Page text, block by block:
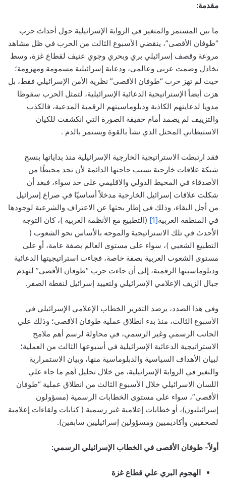
مقدمة:
ما بين المستمر والمتغير في الرواية الإسرائيلية حول أحداث حرب
“طوفان الأقصى”، ينقضي الأسبوع الثالث من الحرب في ظل مشاهد
مروعة وقصف إسرائيلي بري وبحري وجوي عنيف لقطاع غزة، وسط
تخاذل وصمت عربي وعالمي، ودعاية إسرائيلية مسمومة ومهزومة؛
حيث لم تهز حرب “طوفان الأقصى” نظرية الأمن الإسرائيلي فقط، بل
هزت أيضاً الإستراتيجية الدعائية الإسرائيلية، لتمثل الحرب سقوطا
مدويا لدعايتهم الكاذبة ودبلوماسيتهم الرقمية المدعية، فالكذب
والتزييف لم يصمد أمام حقيقة الصورة التي انكشفت للكيان
الاستيطاني المحتل الذي نشأ بالقوة ويستمر بالدم .
فقد ارتبطت الاستراتيجية الخارجية الإسرائيلية منذ بداياتها بنسج
شبكة علاقات خارجية بسبب حاجتها الدائمة لأن تجد محيطًا من
الأصدقاء في المحيط الدولي والاقليمي على حد سواء، فبعد أن
شكلت علاقات إسرائيل الخارجية مدخلاً أساسيًا في صراع إسرائيل
من أجل البقاء، وذلك في إطار بحثها عن الاعتراف والشرعية لوجودها
في المنطقة العربية[1]
(التطبيع مع الأنظمة العربية )، كان التوجه
الأحدث في تلك الاستراتيجية والموجه بالأساس نحو الشعوب (
التطبيع الشعبي )، سواء على مستوى العالم بصفة عامة، أو على
مستوى الشعوب العربية بصفة خاصة، فجاءت استراتيجيتها الدعائية
ودبلوماسيتها الرقمية، إلى أن جاءت حرب “طوفان الأقصى” لتهدم
جبال الزيف الإعلامي الإسرائيلي ولتعييد إسرائيل لنقطة الصفر.
وفي هذا الصدد، يرصد التقرير الخطاب الإعلامي الإسرائيلي في
الأسبوع الثالث، منذ بدء انطلاق عملية طوفان الأقصى؛ وذلك علي
الجانب الرسمي وغير الرسمي، في محاولة لرسم أهم ملامح
الاستراتيجية الدعائية الإسرائيلية في أسبوعها الثالث من العملية؛
لبيان الأهداف السياسية والدبلوماسية منها، وبيان الاستمرارية
والتغير في الرواية الإسرائيلية، من خلال تحليل أهم ما جاء علي
اللسان الاسرائيلي خلال الأسبوع الثالث من انطلاق عملية “طوفان
الأقصى”، سواء على مستوى الخطابات الرسمية (مسؤولون
إسرائيليون)، أو خطابات إعلامية غير رسمية ( كتابات ولقاءات إعلامية
لصحفيين وأكاديميين ومسؤولين إسرائيليين سابقين).
أولاً- طوفان الأقصى في الخطاب الإسرائيلي الرسمي:
الهجوم البري علي قطاع غزة